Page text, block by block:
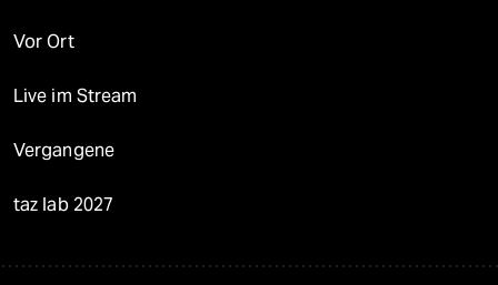
Vor Ort
Live im Stream
Vergangene
taz lab 2027